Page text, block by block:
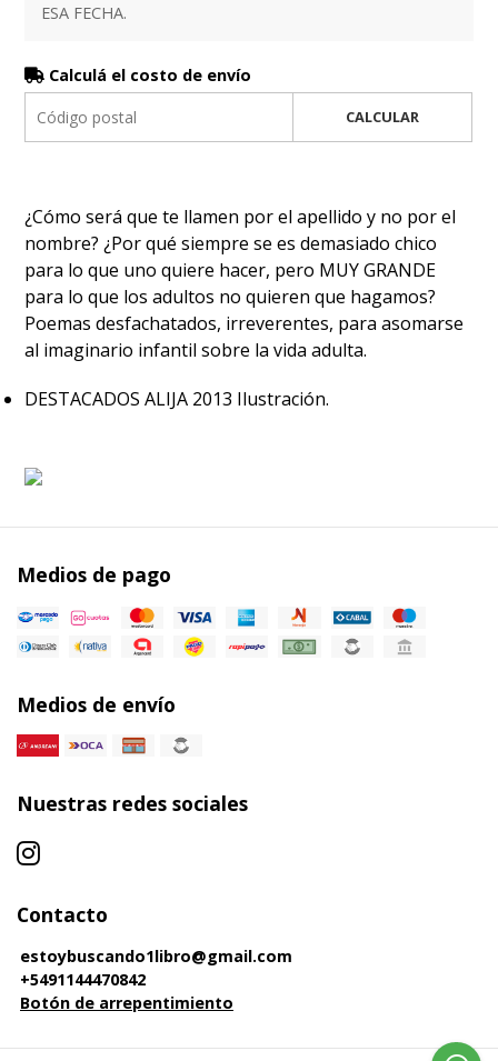
ESA FECHA.
Calculá el costo de envío
CALCULAR
¿Cómo será que te llamen por el apellido y no por el
nombre? ¿Por qué siempre se es demasiado chico
para lo que uno quiere hacer, pero MUY GRANDE
para lo que los adultos no quieren que hagamos?
Poemas desfachatados, irreverentes, para asomarse
al imaginario infantil sobre la vida adulta.
DESTACADOS ALIJA 2013 Ilustración.
Medios de pago
Medios de envío
Nuestras redes sociales
Contacto
estoybuscando1libro@gmail.com
+5491144470842
Botón de arrepentimiento